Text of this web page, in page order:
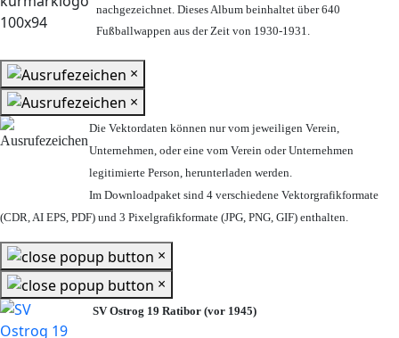
nachgezeichnet. Dieses Album beinhaltet über 640
Fußballwappen aus der Zeit von 1930-1931.
×
×
Die Vektordaten können nur vom jeweiligen Verein,
Unternehmen, oder eine vom Verein oder Unternehmen
legitimierte Person, herunterladen werden.
Im Downloadpaket sind 4 verschiedene Vektorgrafikformate
(CDR, AI EPS, PDF) und 3 Pixelgrafikformate (JPG, PNG, GIF) enthalten.
×
×
SV Ostrog 19 Ratibor (vor 1945)